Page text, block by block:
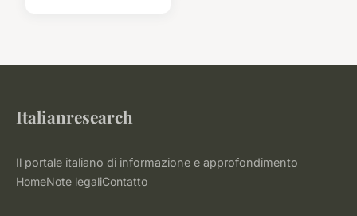
Italianresearch
Il portale italiano di informazione e approfondimento
HomeNote legaliContatto